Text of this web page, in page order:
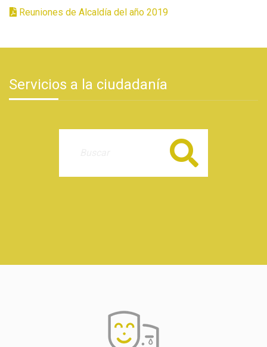
Reuniones de Alcaldía del año 2019
Servicios a la ciudadanía
Buscar